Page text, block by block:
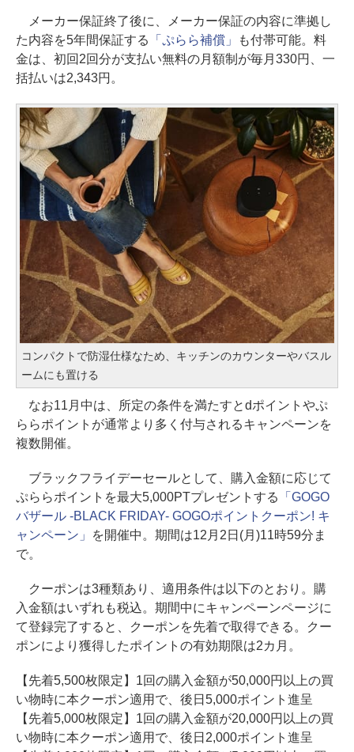
メーカー保証終了後に、メーカー保証の内容に準拠し
た内容を5年間保証する
「ぷらら補償」
も付帯可能。料
金は、初回2回分が支払い無料の月額制が毎月330円、一
括払いは2,343円。
コンパクトで防湿仕様なため、キッチンのカウンターやバスル
ームにも置ける
なお11月中は、所定の条件を満たすとdポイントやぷ
ららポイントが通常より多く付与されるキャンペーンを
複数開催。
ブラックフライデーセールとして、購入金額に応じて
ぷららポイントを最大5,000PTプレゼントする 「GOGO
バザール -BLACK FRIDAY- GOGOポイントクーポン! キ
ャンペーン」
を開催中。期間は12月2日(月)11時59分ま
で。
クーポンは3種類あり、適用条件は以下のとおり。購
入金額はいずれも税込。期間中にキャンペーンページに
て登録完了すると、クーポンを先着で取得できる。クー
ポンにより獲得したポイントの有効期限は2カ月。
【先着5,500枚限定】1回の購入金額が50,000円以上の買
い物時に本クーポン適用で、後日5,000ポイント進呈
【先着5,000枚限定】1回の購入金額が20,000円以上の買
い物時に本クーポン適用で、後日2,000ポイント進呈